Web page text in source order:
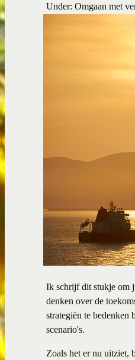
Under: Omgaan met
Ik schrijf dit stukje om
denken over de
strategiën te bedenken
scenario's.
Zoals het er nu uitziet,